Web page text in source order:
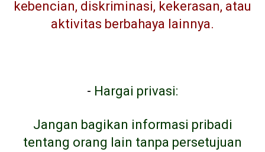
kebencian, diskriminasi, kekerasan, atau
aktivitas berbahaya lainnya.
- Hargai privasi:
Jangan bagikan informasi pribadi
tentang orang lain tanpa persetujuan